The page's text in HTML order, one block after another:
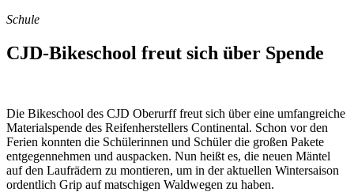
Schule
CJD-Bikeschool freut sich über Spende
Die Bikeschool des CJD Oberurff freut sich über eine umfangreiche
Materialspende des Reifenherstellers Continental. Schon vor den
Ferien konnten die Schülerinnen und Schüler die großen Pakete
entgegennehmen und auspacken. Nun heißt es, die neuen Mäntel
auf den Laufrädern zu montieren, um in der aktuellen Wintersaison
ordentlich Grip auf matschigen Waldwegen zu haben.